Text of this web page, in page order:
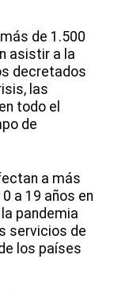
de 1.500
asistir a la
decretados
las
todo el
de
a más
a 19 años en
pandemia
servicios de
los países